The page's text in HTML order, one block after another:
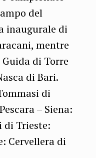
del
inaugurale di
mentre
di Torre
di Bari.
di
– Siena:
di Trieste:
Cervellera di